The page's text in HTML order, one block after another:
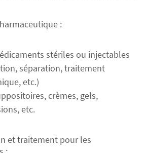
:
stériles ou injectables
séparation, traitement
etc.)
crèmes, gels,
etc.
et traitement pour les